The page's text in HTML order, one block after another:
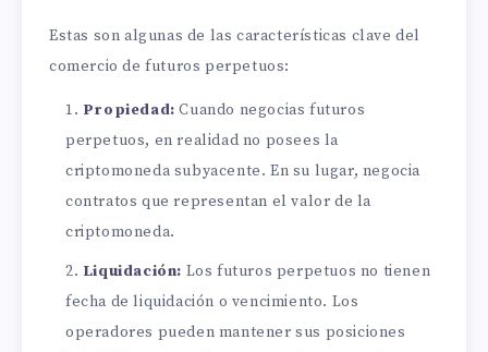
Estas son algunas de las características clave del
comercio de futuros perpetuos:
Propiedad: Cuando negocias futuros
perpetuos, en realidad no posees la
criptomoneda subyacente. En su lugar, negocia
contratos que representan el valor de la
criptomoneda.
Liquidación: Los futuros perpetuos no tienen
fecha de liquidación o vencimiento. Los
operadores pueden mantener sus posiciones